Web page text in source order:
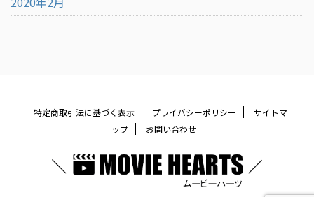
特定商取引法に基づく表示 プライバシーポリシー
サイトマ
ップ
お問い合わせ